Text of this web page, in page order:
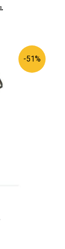
-51%